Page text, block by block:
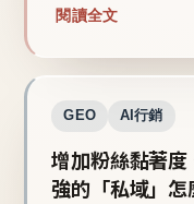
閱讀全文
GEO AI行銷
增加粉絲黏著
強的「私域」怎